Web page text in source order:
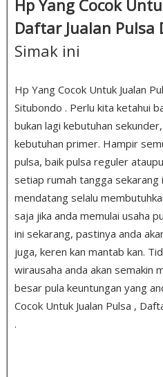
Hp Yang Cocok
Daftar Jualan Pulsa
Simak ini
Hp Yang Cocok Untuk Jualan
Situbondo . Perlu kita ketahui
bukan lagi kebutuhan
kebutuhan primer. Hampir
pulsa, baik pulsa reguler
setiap rumah tangga sekarang
mendatang selalu
saja jika anda memulai usaha
ini sekarang, pastinya anda
juga, keren kan mantab kan.
wirausaha anda akan semakin
besar pula keuntungan yang
Cocok Untuk Jualan Pulsa ,
.